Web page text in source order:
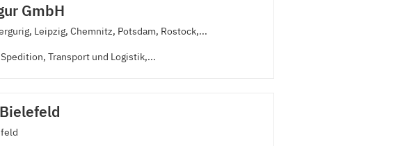
GmbH
Leipzig, Chemnitz, Potsdam, Rostock,...
Spedition, Transport und Logistik,...